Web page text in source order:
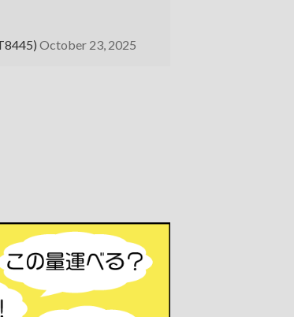
October 23, 2025